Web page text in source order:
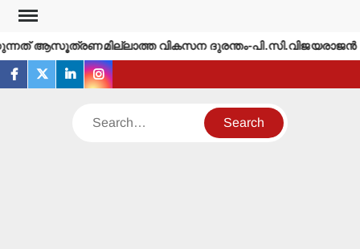
Skip
content
ആസൂത്രണമില്ലാത്ത വികസന ദുരന്തം-പി.സി.വിജയരാജന്‍
facebook
twitterlinkedininstagram
Search